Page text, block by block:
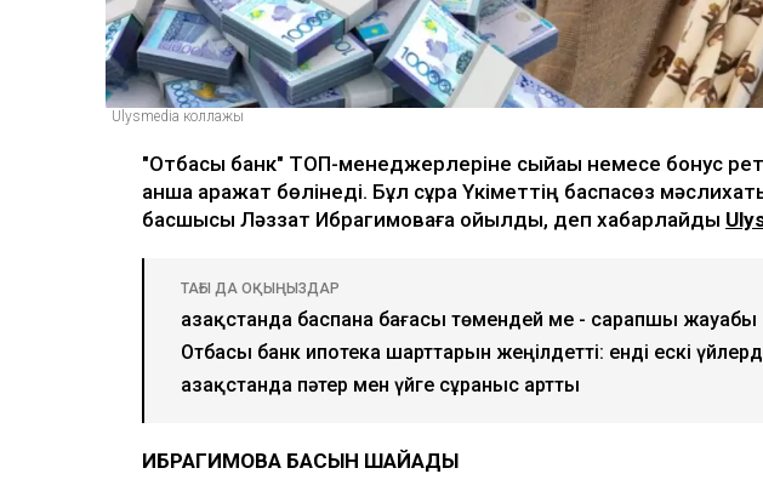
Ulysmedia коллажы
"Отбасы банк" ТОП-менеджерлеріне сыйақы немесе бонус
қанша қаражат бөлінеді. Бұл сұрақ Үкіметтің баспасөз
басшысы Ләззат Ибрагимоваға қойылды, деп хабарлайды
ТАҒЫ ДА ОҚЫҢЫЗДАР
Қазақстанда баспана бағасы төмендей ме - сарапшы жауабы
Отбасы банк ипотека шарттарын жеңілдетті: енді ескі
Қазақстанда пәтер мен үйге сұраныс артты
ИБРАГИМОВА БАСЫН ШАЙҚАДЫ